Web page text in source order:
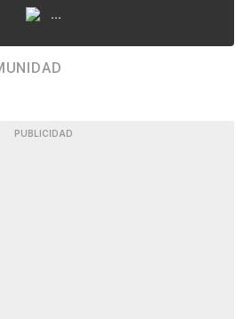
...
PUBLICIDAD